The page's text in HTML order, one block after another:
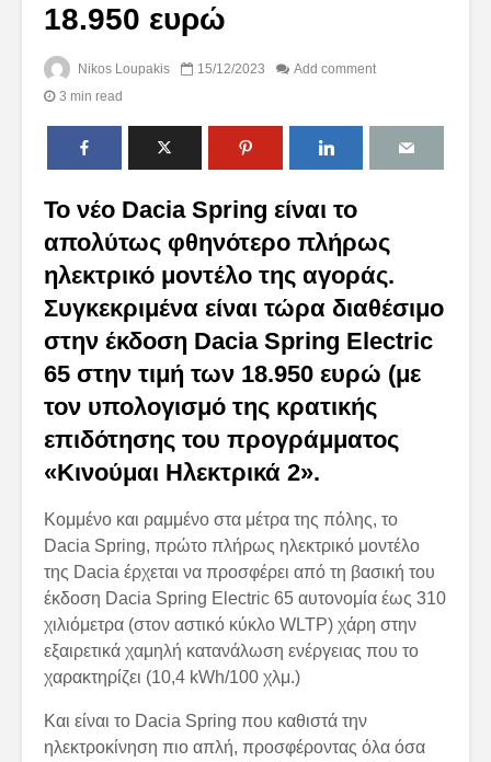
18.950 ευρώ
Nikos Loupakis 15/12/2023
Add comment
3 min read
Το νέο Dacia Spring είναι το
απολύτως φθηνότερο πλήρως
ηλεκτρικό μοντέλο της αγοράς.
Συγκεκριμένα είναι τώρα διαθέσιμο
στην έκδοση Dacia Spring Electric
65 στην τιμή των 18.950 ευρώ (με
τον υπολογισμό της κρατικής
επιδότησης του προγράμματος
«Κινούμαι Ηλεκτρικά 2».
Κομμένο και ραμμένο στα μέτρα της πόλης, το
Dacia Spring, πρώτο πλήρως ηλεκτρικό μοντέλο
της Dacia έρχεται να προσφέρει από τη βασική του
έκδοση Dacia Spring Electric 65 αυτονομία έως 310
χιλιόμετρα (στον αστικό κύκλο WLTP) χάρη στην
εξαιρετικά χαμηλή κατανάλωση ενέργειας που το
χαρακτηρίζει (10,4 kWh/100 χλμ.)
Και είναι το Dacia Spring που καθιστά την
ηλεκτροκίνηση πιο απλή, προσφέροντας όλα όσα